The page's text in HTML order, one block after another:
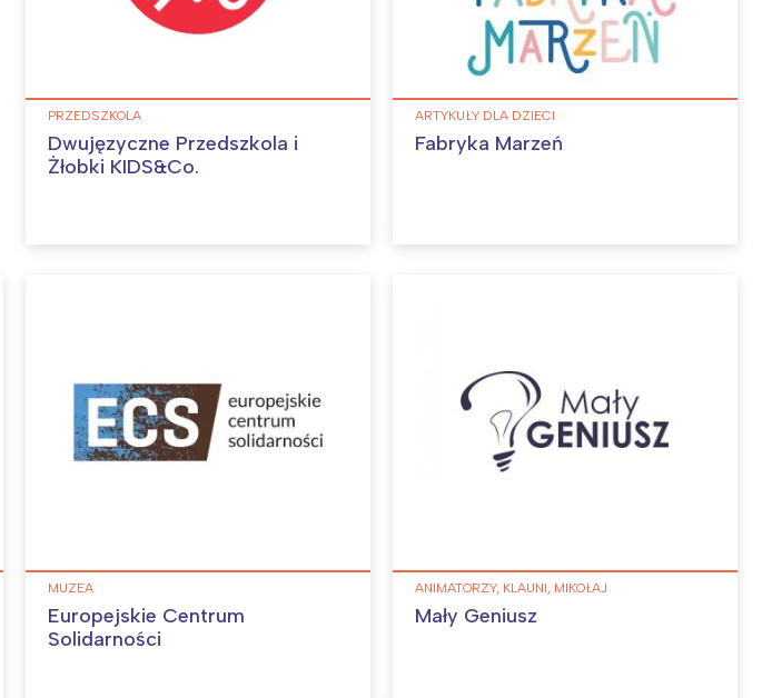
PRZEDSZKOLA
Dwujęzyczne Przedszkola i
Żłobki KIDS&Co.
ARTYKUŁY DLA DZIECI
Fabryka Marzeń
MUZEA
Europejskie Centrum
Solidarności
ANIMATORZY, KLAUNI, MIKOŁAJ
Mały Geniusz
Kraków
Południe
Północ